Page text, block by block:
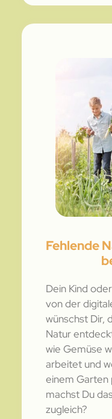
Fehlende
Dein Kind
von der
wünschst Dir,
Natur
wie Gemüse
arbeitet und
einem Garten
machst Du
zugleich?